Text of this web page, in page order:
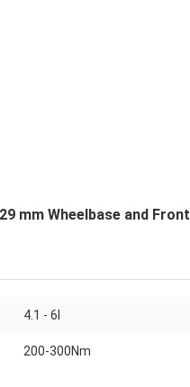
mm Wheelbase and Front
4.1 - 6l
200-300Nm